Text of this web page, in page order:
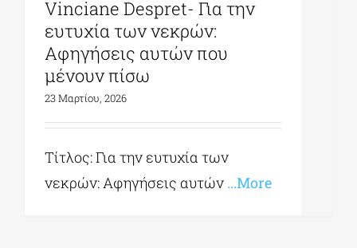
Vinciane Despret- Για την
ευτυχία των νεκρών:
Αφηγήσεις αυτών που
μένουν πίσω
23 Μαρτίου, 2026
Τίτλος: Για την ευτυχία των
νεκρών: Αφηγήσεις αυτών...More